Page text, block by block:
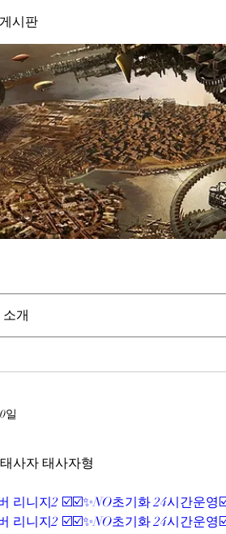
시판
소개
일
사자 태사자형
리니지2 ☑️☑️✨NO초기화 24시간운영
리니지2 ☑️☑️✨NO초기화 24시간운영